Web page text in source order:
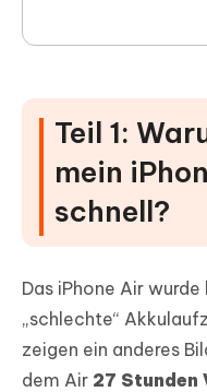
Teil 1:
mein
schnell?
Das iPhone Air
„schlechte“
zeigen ein anderes
dem Air 27 Stunden